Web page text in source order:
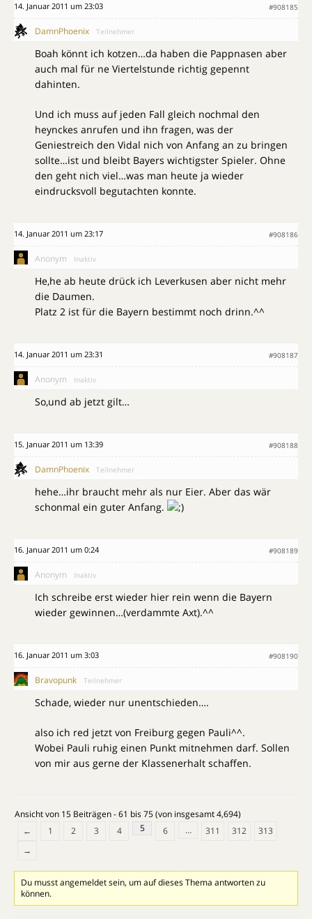
14. Januar 2011 um 23:03 #908185
DamnPhoenix Teilnehmer
Boah könnt ich kotzen…da haben die Pappnasen aber
auch mal für ne Viertelstunde richtig gepennt
dahinten.
Und ich muss auf jeden Fall gleich nochmal den
heynckes anrufen und ihn fragen, was der
Geniestreich den Vidal nich von Anfang an zu bringen
sollte…ist und bleibt Bayers wichtigster Spieler. Ohne
den geht nich viel…was man heute ja wieder
eindrucksvoll begutachten konnte.
14. Januar 2011 um 23:17 #908186
Anonym Inaktiv
He,he ab heute drück ich Leverkusen aber nicht mehr
die Daumen.
Platz 2 ist für die Bayern bestimmt noch drinn.^^
14. Januar 2011 um 23:31 #908187
Anonym Inaktiv
So,und ab jetzt gilt…
15. Januar 2011 um 13:39 #908188
DamnPhoenix Teilnehmer
hehe…ihr braucht mehr als nur Eier. Aber das wär
schonmal ein guter Anfang.
16. Januar 2011 um 0:24 #908189
Anonym Inaktiv
Ich schreibe erst wieder hier rein wenn die Bayern
wieder gewinnen…(verdammte Axt).^^
16. Januar 2011 um 3:03 #908190
Bravopunk Teilnehmer
Schade, wieder nur unentschieden….
also ich red jetzt von Freiburg gegen Pauli^^.
Wobei Pauli ruhig einen Punkt mitnehmen darf. Sollen
von mir aus gerne der Klassenerhalt schaffen.
Ansicht von 15 Beiträgen - 61 bis 75 (von insgesamt 4,694)
←
1 2 3 4 5 6 … 311 312
313
→
Du musst angemeldet sein, um auf dieses Thema antworten zu
können.